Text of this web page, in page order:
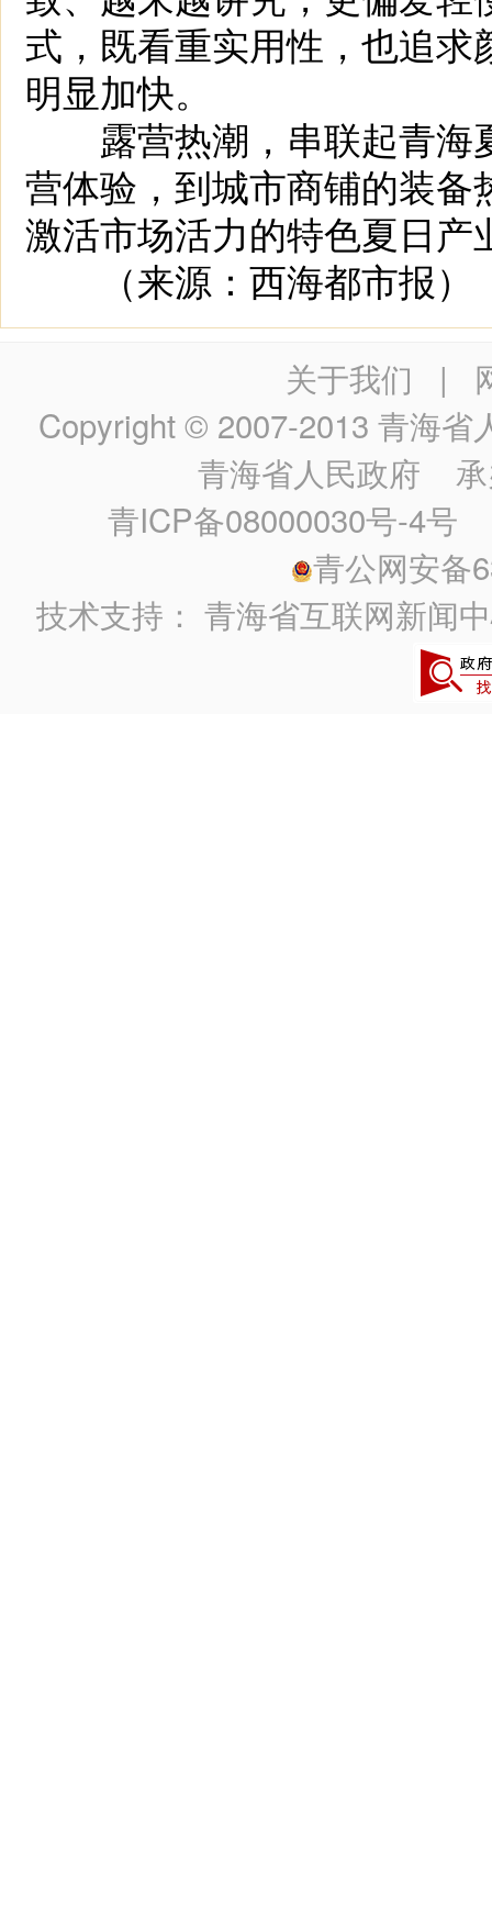
式，既看重实用性，也追
明显加快。
露营热潮，串联起青海
营体验，到城市商铺的装
激活市场活力的特色夏日产
（来源：西海都市报）
关于我们 |
Copyright © 2007-2013 青海省
青海省人民政府 承
青ICP备08000030号-4号
青公网安备
技术支持：青海省互联网新闻